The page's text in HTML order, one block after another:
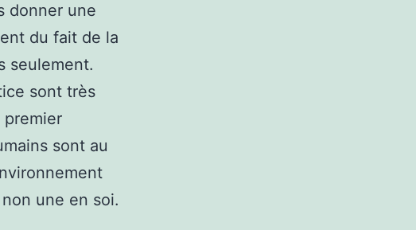
donner une
du fait de la
seulement.
sont très
premier
sont au
une en soi.